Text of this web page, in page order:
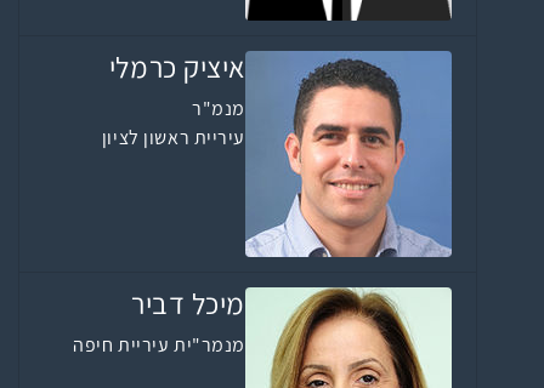
איציק כרמלי
מנמ"ר
עיריית ראשון לציון
מיכל דביר
מנמר"ית עיריית חיפה